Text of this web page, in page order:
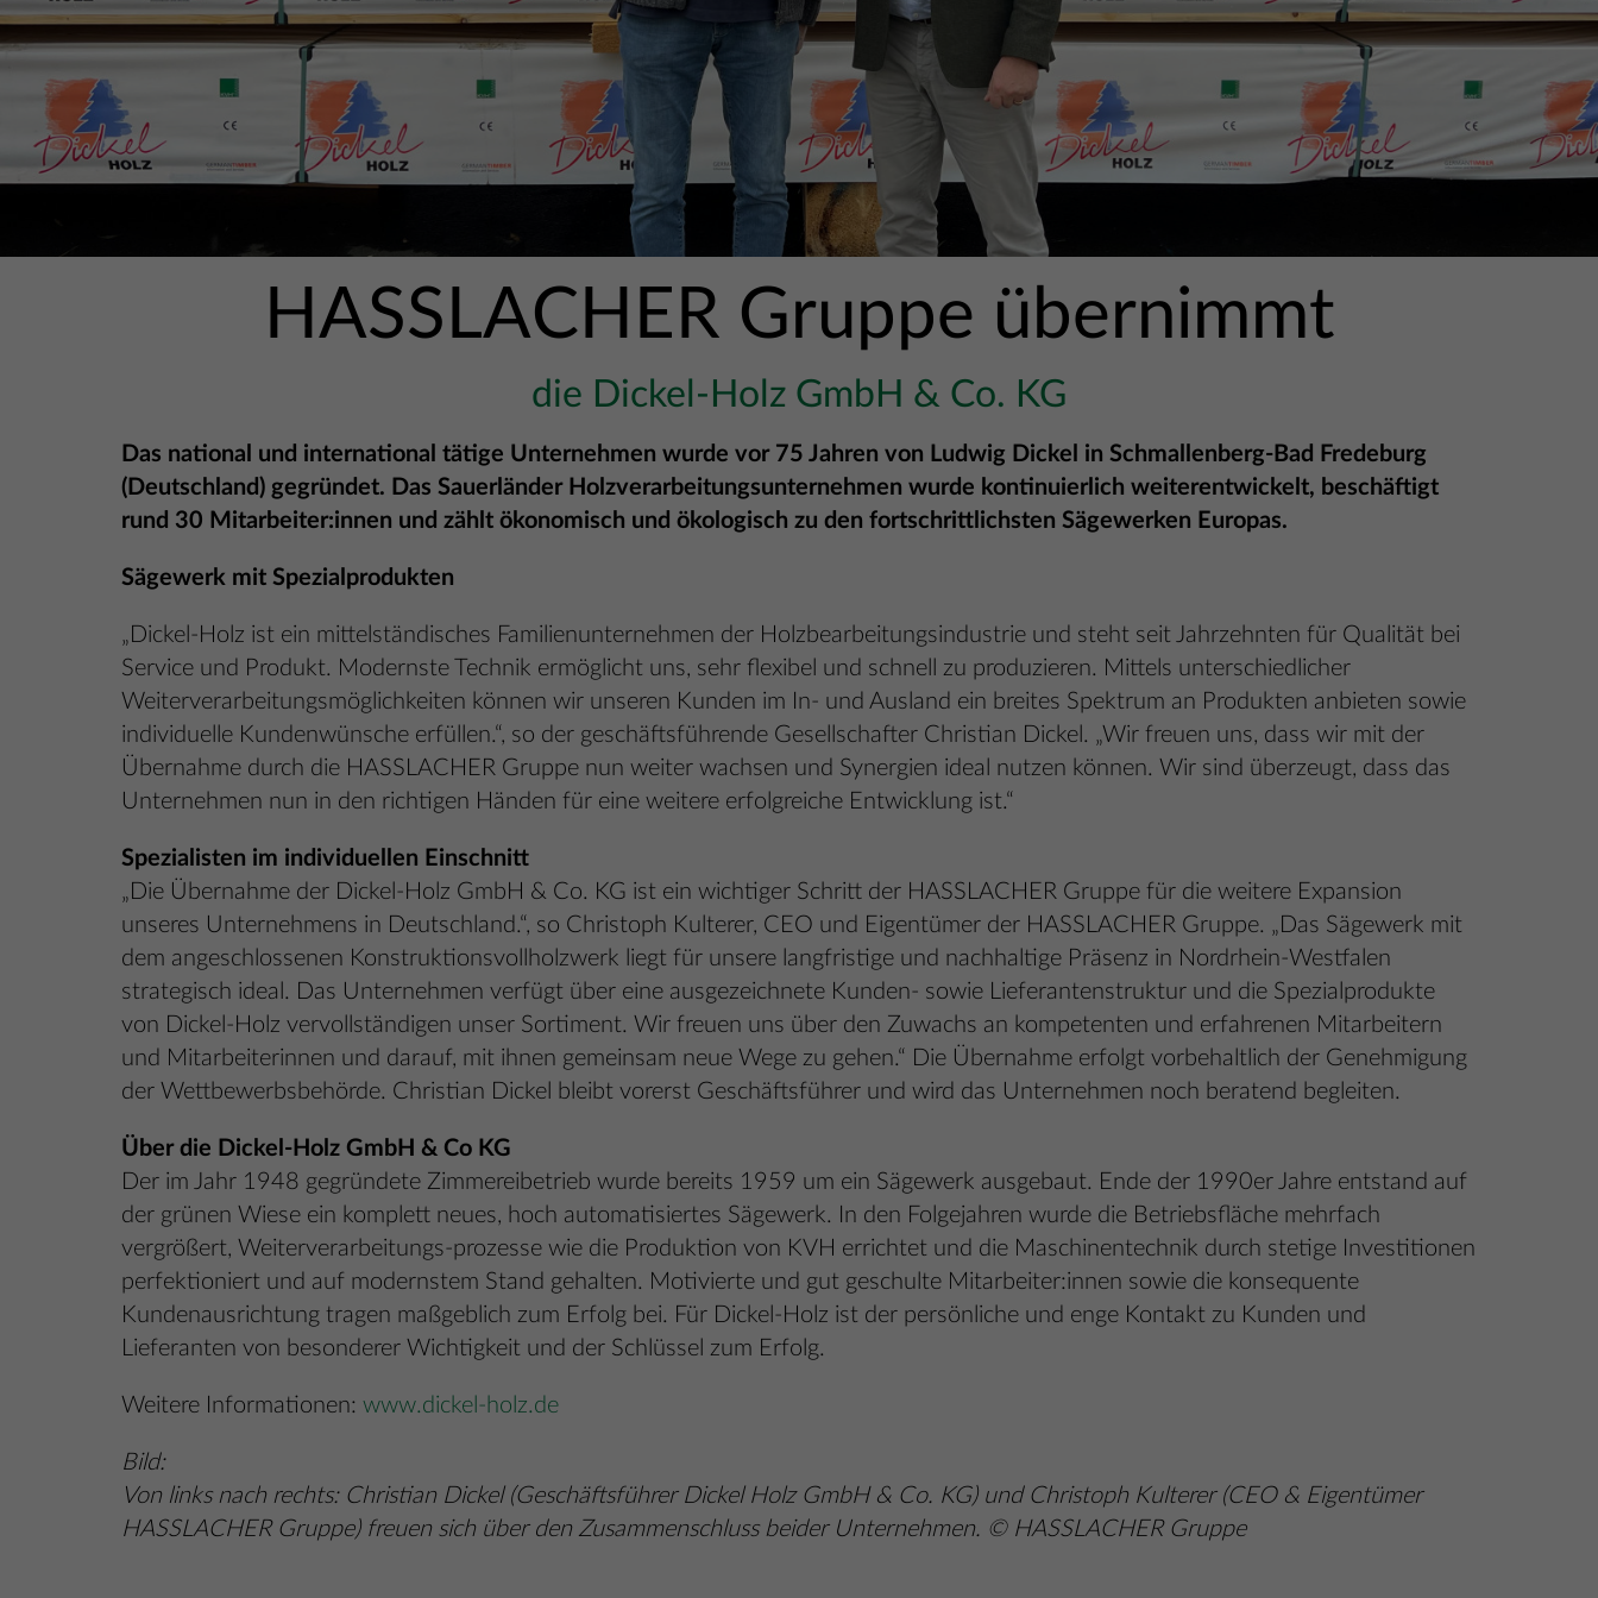
HASSLACHER Gruppe übernimmt
die Dickel-Holz GmbH & Co. KG
Das national und international tätige Unternehmen wurde vor 75 Jahren von Ludwig Dickel in Schmallenberg-Bad Fredeburg
(Deutschland) gegründet. Das Sauerländer Holzverarbeitungsunternehmen wurde kontinuierlich weiterentwickelt, beschäftigt
rund 30 Mitarbeiter:innen und zählt ökonomisch und ökologisch zu den fortschrittlichsten Sägewerken Europas.
Sägewerk mit Spezialprodukten
„Dickel-Holz ist ein mittelständisches Familienunternehmen der Holzbearbeitungsindustrie und steht seit Jahrzehnten für Qualität bei
Service und Produkt. Modernste Technik ermöglicht uns, sehr flexibel und schnell zu produzieren. Mittels unterschiedlicher
Weiterverarbeitungsmöglichkeiten können wir unseren Kunden im In- und Ausland ein breites Spektrum an Produkten anbieten sowie
individuelle Kundenwünsche erfüllen.“, so der geschäftsführende Gesellschafter Christian Dickel. „Wir freuen uns, dass wir mit der
Übernahme durch die HASSLACHER Gruppe nun weiter wachsen und Synergien ideal nutzen können. Wir sind überzeugt, dass das
Unternehmen nun in den richtigen Händen für eine weitere erfolgreiche Entwicklung ist.“
Spezialisten im individuellen Einschnitt
„Die Übernahme der Dickel-Holz GmbH & Co. KG ist ein wichtiger Schritt der HASSLACHER Gruppe für die weitere Expansion
unseres Unternehmens in Deutschland.“, so Christoph Kulterer, CEO und Eigentümer der HASSLACHER Gruppe. „Das Sägewerk mit
dem angeschlossenen Konstruktionsvollholzwerk liegt für unsere langfristige und nachhaltige Präsenz in Nordrhein-Westfalen
strategisch ideal. Das Unternehmen verfügt über eine ausgezeichnete Kunden- sowie Lieferantenstruktur und die Spezialprodukte
von Dickel-Holz vervollständigen unser Sortiment. Wir freuen uns über den Zuwachs an kompetenten und erfahrenen Mitarbeitern
und Mitarbeiterinnen und darauf, mit ihnen gemeinsam neue Wege zu gehen.“ Die Übernahme erfolgt vorbehaltlich der Genehmigung
der Wettbewerbsbehörde. Christian Dickel bleibt vorerst Geschäftsführer und wird das Unternehmen noch beratend begleiten.
Über die Dickel-Holz GmbH & Co KG
Der im Jahr 1948 gegründete Zimmereibetrieb wurde bereits 1959 um ein Sägewerk ausgebaut. Ende der 1990er Jahre entstand auf
der grünen Wiese ein komplett neues, hoch automatisiertes Sägewerk. In den Folgejahren wurde die Betriebsfläche mehrfach
vergrößert, Weiterverarbeitungs-prozesse wie die Produktion von KVH errichtet und die Maschinentechnik durch stetige Investitionen
perfektioniert und auf modernstem Stand gehalten. Motivierte und gut geschulte Mitarbeiter:innen sowie die konsequente
Kundenausrichtung tragen maßgeblich zum Erfolg bei. Für Dickel-Holz ist der persönliche und enge Kontakt zu Kunden und
Lieferanten von besonderer Wichtigkeit und der Schlüssel zum Erfolg.
Weitere Informationen: www.dickel-holz.de
Bild:
Von links nach rechts: Christian Dickel (Geschäftsführer Dickel Holz GmbH & Co. KG) und Christoph Kulterer (CEO & Eigentümer
HASSLACHER Gruppe) freuen sich über den Zusammenschluss beider Unternehmen. © HASSLACHER Gruppe